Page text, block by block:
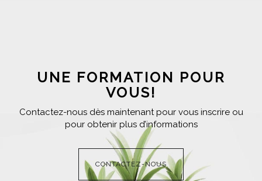
UNE FORMATION POUR
VOUS!
Contactez-nous dès maintenant pour vous inscrire ou
pour obtenir plus d’informations
CONTACTEZ-NOUS